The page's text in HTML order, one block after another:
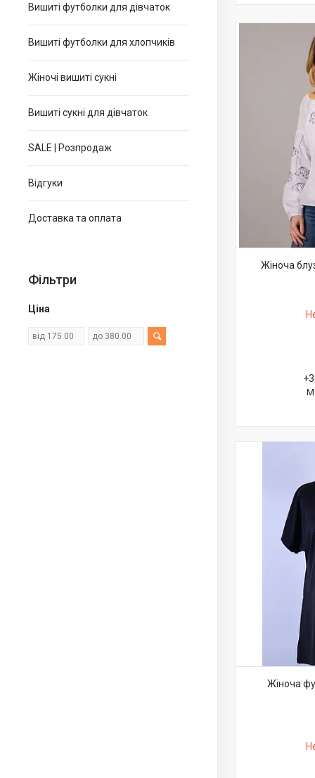
Вишиті футболки для дівчаток
Вишиті футболки для хлопчиків
Жіночі вишиті сукні
Вишиті сукні для дівчаток
SALE | Розпродаж
Відгуки
Доставка та оплата
Фільтри
Ціна
Жіноча
Жіноча